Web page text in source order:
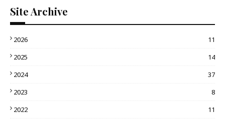
Site Archive
2026
11
2025
14
2024
37
2023
8
2022
11